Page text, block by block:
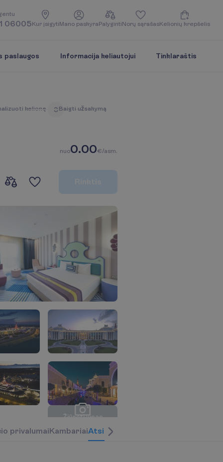
entu
06005Kur įsigytiMano paskyraPalygintiNorų sąrašasKelionių krepšelis
paslaugos Informacija keliautojui Tinklaraštis
alizuoti kelionę 3 Baigti užsakymą
nuo0.00€/asm.
Žiūrėti visas
io privalumaiKambariaiAtsiliepimai